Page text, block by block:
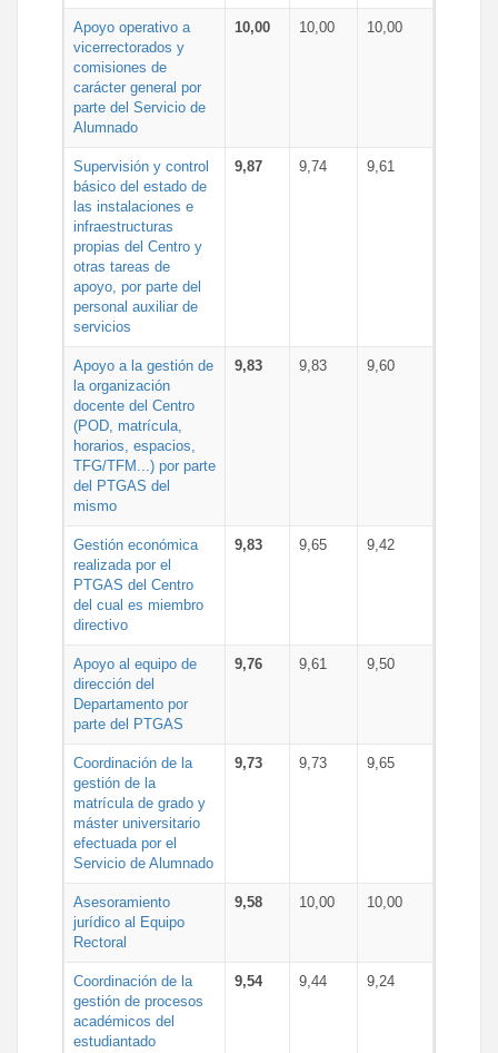
Apoyo operativo a
vicerrectorados y
comisiones de
carácter general por
parte del Servicio de
Alumnado
10,00 10,00 10,00
Supervisión y control
básico del estado de
las instalaciones e
infraestructuras
propias del Centro y
otras tareas de
apoyo, por parte del
personal auxiliar de
servicios
9,87 9,74 9,61
Apoyo a la gestión de
la organización
docente del Centro
(POD, matrícula,
horarios, espacios,
TFG/TFM...) por parte
del PTGAS del
mismo
9,83 9,83 9,60
Gestión económica
realizada por el
PTGAS del Centro
del cual es miembro
directivo
9,83 9,65 9,42
Apoyo al equipo de
dirección del
Departamento por
parte del PTGAS
9,76 9,61 9,50
Coordinación de la
gestión de la
matrícula de grado y
máster universitario
efectuada por el
Servicio de Alumnado
9,73 9,73 9,65
Asesoramiento
jurídico al Equipo
Rectoral
9,58 10,00 10,00
Coordinación de la
gestión de procesos
académicos del
estudiantado
9,54 9,44 9,24